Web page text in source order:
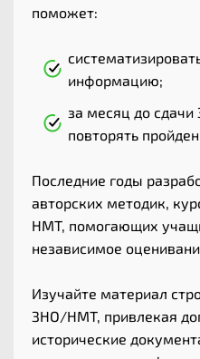
поможет:
информацию;
за месяц до
повторять
Последние годы
авторских методик,
НМТ, помогающих
независимое
Изучайте материал
ЗНО/НМТ, привлекая
исторические